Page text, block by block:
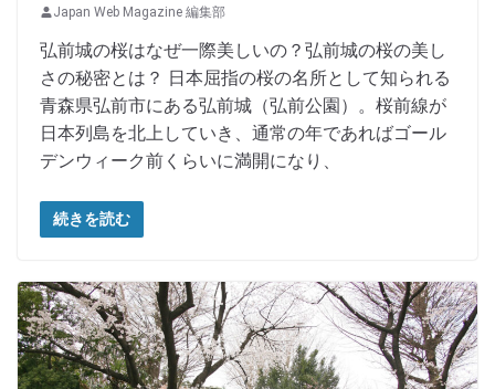
Japan Web Magazine 編集部
弘前城の桜はなぜ一際美しいの？弘前城の桜の美し
さの秘密とは？ 日本屈指の桜の名所として知られる
青森県弘前市にある弘前城（弘前公園）。桜前線が
日本列島を北上していき、通常の年であればゴール
デンウィーク前くらいに満開になり、
続きを読む